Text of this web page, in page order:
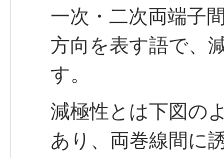
一次・二次両端子
方向を表す語で、
す。
減極性とは下図の
あり、両巻線間に